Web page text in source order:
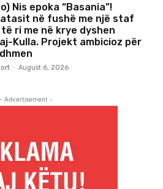
Nis epoka “Basania”!
në fushë me një staf
ri me në krye dyshen
Kulla. Projekt ambicioz për
- August 6, 2026
- Advertisement -